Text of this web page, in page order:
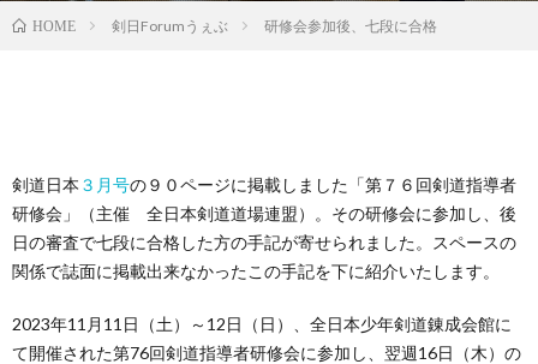
HOME 剣日Forumうぇぶ 研修会参加後、七段に合格
剣道日本 ３月号の９０ページに掲載しました「第７６回剣道指導者
研修会」（主催 全日本剣道道場連盟）。その研修会に参加し、後
日の審査で七段に合格した方の手記が寄せられました。スペースの
関係で誌面に掲載出来なかったこの手記を下に紹介いたします。
2023年11月11日（土）～12日（日）、全日本少年剣道錬成会館に
て開催された第76回剣道指導者研修会に参加し、翌週16日（木）の